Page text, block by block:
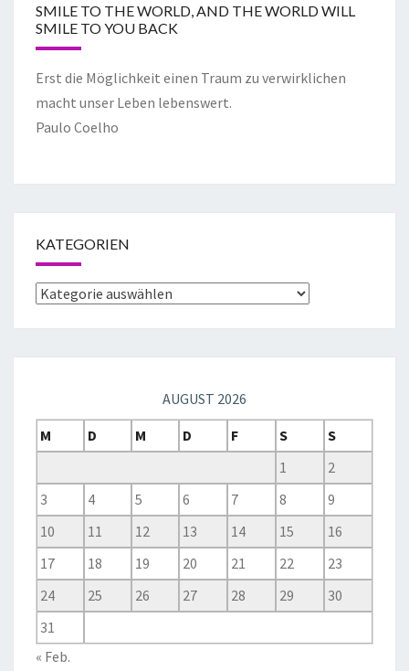
SMILE TO THE WORLD, AND THE WORLD WILL
SMILE TO YOU BACK
Erst die Möglichkeit einen Traum zu verwirklichen
macht unser Leben lebenswert.
Paulo Coelho
KATEGORIEN
AUGUST 2026
M
D M D F S
S
1
2
3
4 5 6 7 8
9
10
11 12 13 14 15
16
17
18 19 20 21 22
23
24
25 26 27 28 29
30
31
« Feb.